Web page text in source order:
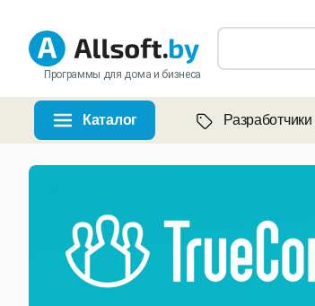
Программы для дома и бизнеса
Каталог Разработчики